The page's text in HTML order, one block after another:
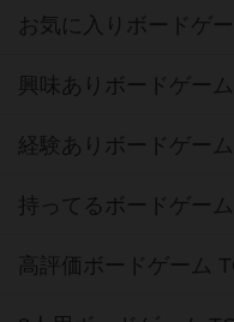
お気に入りボードゲ
興味ありボードゲー
経験ありボードゲー
持ってるボードゲー
高評価ボードゲーム